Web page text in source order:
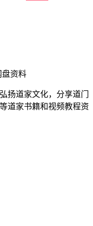
扬道家文化，分享道门
道家书籍和视频教程资